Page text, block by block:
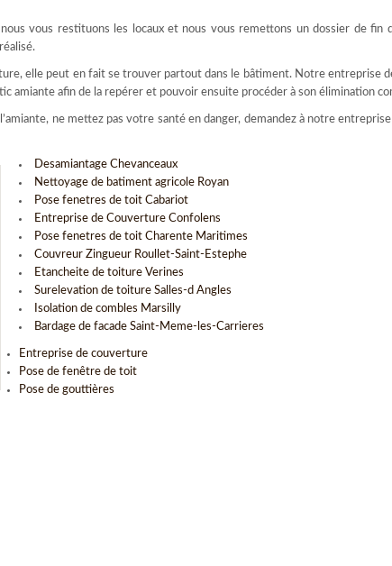
vous restituons les locaux et nous vous remettons un dossier de fin
elle peut en fait se trouver partout dans le bâtiment. Notre entreprise
amiante afin de la repérer et pouvoir ensuite procéder à son élimination
ne mettez pas votre santé en danger, demandez à notre
Desamiantage Chevanceaux
Nettoyage de batiment agricole Royan
Pose fenetres de toit Cabariot
Entreprise de Couverture Confolens
Pose fenetres de toit Charente Maritimes
Couvreur Zingueur Roullet-Saint-Estephe
Etancheite de toiture Verines
Surelevation de toiture Salles-d Angles
Isolation de combles Marsilly
Bardage de facade Saint-Meme-les-Carrieres
Entreprise de couverture
Pose de fenêtre de toit
Pose de gouttières